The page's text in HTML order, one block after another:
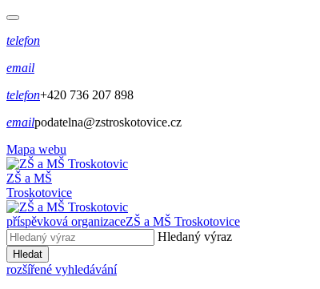
telefon
email
telefon+420 736 207 898
emailpodatelna@zstroskotovice.cz
Mapa webu
ZŠ a MŠ
Troskotovice
příspěvková organizaceZŠ a MŠ Troskotovice
Hledaný výraz
Hledat
rozšířené vyhledávání